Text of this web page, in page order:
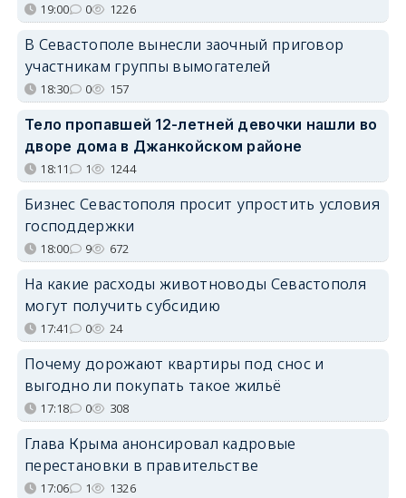
19:00 0 1226
В Севастополе вынесли заочный приговор
участникам группы вымогателей
18:30 0 157
Тело пропавшей 12-летней девочки нашли во
дворе дома в Джанкойском районе
18:11 1 1244
Бизнес Севастополя просит упростить условия
господдержки
18:00 9 672
На какие расходы животноводы Севастополя
могут получить субсидию
17:41 0 24
Почему дорожают квартиры под снос и
выгодно ли покупать такое жильё
17:18 0 308
Глава Крыма анонсировал кадровые
перестановки в правительстве
17:06 1 1326